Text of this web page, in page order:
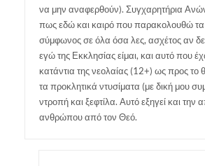
να μην αναφερθούν). Συγχαρητήρια
πως εδώ και καιρό που παρακολουθώ τα
σύμφωνος σε όλα όσα λες, ασχέτος αν
εγώ της Εκκλησίας είμαι, και αυτό που
κατάντια της νεολαίας (12+) ως προς το
τα προκλητικά ντυσίματα (με δική μου
ντροπή και ξεφτίλα. Αυτό εξηγεί και
ανθρώπου από τον Θεό.